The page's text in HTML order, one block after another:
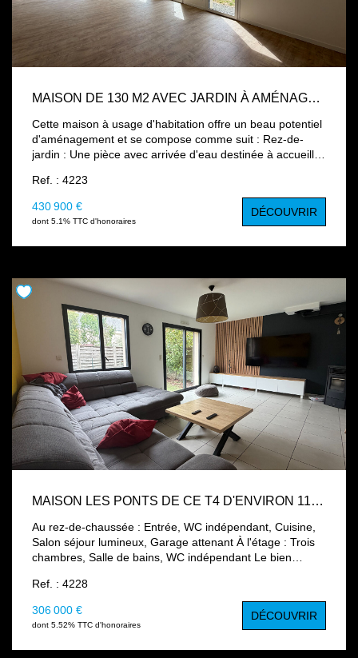
MAISON DE 130 M2 AVEC JARDIN À AMÉNAGER SELON VOS ENVIES
Cette maison à usage d'habitation offre un beau potentiel
d'aménagement et se compose comme suit : Rez-de-
jardin : Une pièce avec arrivée d'eau destinée à accueillir
indépendant. Rez-de-chaussée : Une entrée, deux
chambres deux pièces prévues pour l'aménagement de
futures salles d'eau et de bains, un WC indépendant et
chambres ; Un WC. À l'extérieur, vous profiterez d'un
Ref. : 4223
430 900 €
dont 5.1% TTC d'honoraires
DÉCOUVRIR
MAISON LES PONTS DE CE T4 D'ENVIRON 115,57 M² AVEC GARAGE ET STATIONNEMENT
Au rez-de-chaussée : Entrée, WC indépendant, Cuisine,
Salon séjour lumineux, Garage attenant À l'étage : Trois
chambres, Salle de bains, WC indépendant Le bien
privatif. Ce duplex séduit par ses beaux volumes, sa
distribution pratique et ses prestations fonctionnelles. Il
constitue une belle opportunité pour une résidence
renseignement complémentaire ou pour organiser une
Ref. : 4228
306 000 €
dont 5.52% TTC d'honoraires
DÉCOUVRIR